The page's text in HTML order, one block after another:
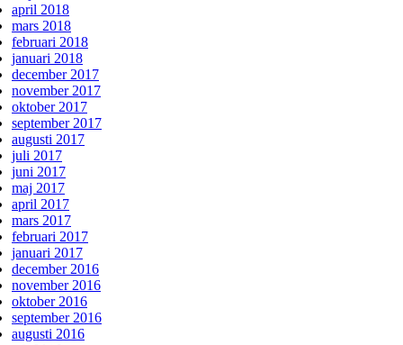
april 2018
mars 2018
februari 2018
januari 2018
december 2017
november 2017
oktober 2017
september 2017
augusti 2017
juli 2017
juni 2017
maj 2017
april 2017
mars 2017
februari 2017
januari 2017
december 2016
november 2016
oktober 2016
september 2016
augusti 2016